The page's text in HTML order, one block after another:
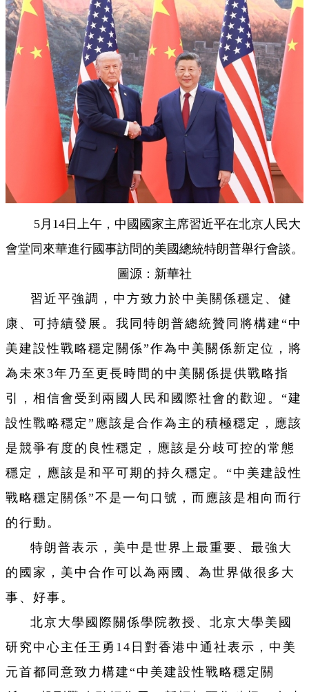
5月14日上午，中國國家主席習近平在北京人民大
會堂同來華進行國事訪問的美國總統特朗普舉行會談。
圖源：新華社
習近平強調，中方致力於中美關係穩定、健
康、可持續發展。我同特朗普總統贊同將構建“中
美建設性戰略穩定關係”作為中美關係新定位，將
為未來3年乃至更長時間的中美關係提供戰略指
引，相信會受到兩國人民和國際社會的歡迎。“建
設性戰略穩定”應該是合作為主的積極穩定，應該
是競爭有度的良性穩定，應該是分歧可控的常態
穩定，應該是和平可期的持久穩定。“中美建設性
戰略穩定關係”不是一句口號，而應該是相向而行
的行動。
特朗普表示，美中是世界上最重要、最強大
的國家，美中合作可以為兩國、為世界做很多大
事、好事。
北京大學國際關係學院教授、北京大學美國
研究中心主任王勇14日對香港中通社表示，中美
元首都同意致力構建“中美建設性戰略穩定關